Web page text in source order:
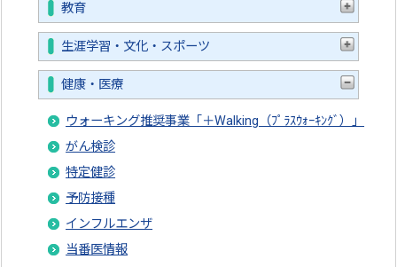
教育
生涯学習・文化・スポーツ
健康・医療
ウォーキング推奨事業「＋Walking（ﾌﾟﾗｽｳｫｰｷﾝｸﾞ）」
がん検診
特定健診
予防接種
インフルエンザ
当番医情報